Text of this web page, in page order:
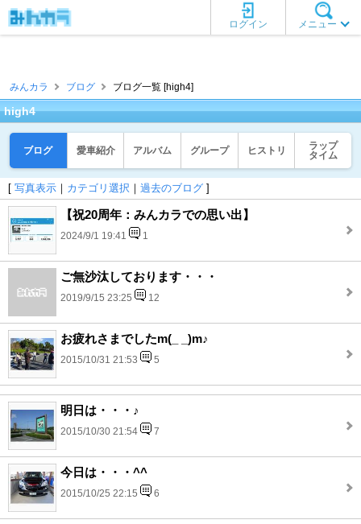
メニュー
ログイン
みんカラ ブログ ブログ一覧 [high4]
high4
ブログ 愛車紹介 アルバム グループ ヒストリ
ラップ
タイム
[ 写真表示 ｜ カテゴリ選択 ｜ 過去のブログ ]
【祝20周年：みんカラでの思い出】
2024/9/1 19:41 1
ご無沙汰しております・・・
2019/9/15 23:25 12
お疲れさまでしたm(_ _)m♪
2015/10/31 21:53 5
明日は・・・♪
2015/10/30 21:54 7
今日は・・・^^
2015/10/25 22:15 6